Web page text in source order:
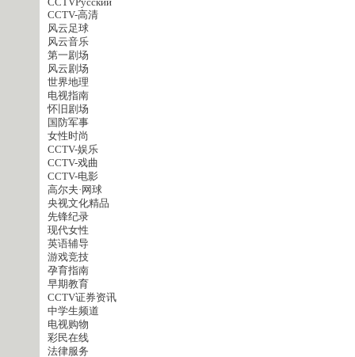
CCTVPусский
CCTV-高清
风云足球
风云音乐
第一剧场
风云剧场
世界地理
电视指南
怀旧剧场
国防军事
女性时尚
CCTV-娱乐
CCTV-戏曲
CCTV-电影
高尔夫·网球
央视文化精品
先锋纪录
现代女性
英语辅导
游戏竞技
孕育指南
早期教育
CCTV证券资讯
中学生频道
电视购物
彩民在线
法律服务